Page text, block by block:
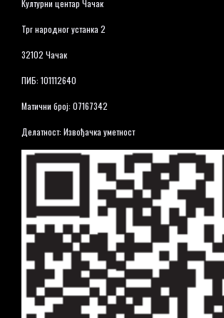
Културни центар Чачак
Трг народног устанка 2
32102 Чачак
ПИБ: 101112640
Матични број: 07167342
Делатност: Извођачка уметност